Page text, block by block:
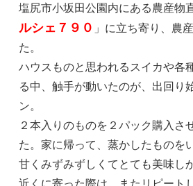
塩尻市小坂田公園内にある農産物
ルシェ７９０ 」に立ち寄り、農
た。
ハウスものと思われるスイカや各
る中、触手が動いたのが、出回り
ン。
２本入りのものを２パック購入さ
た。家に帰って、蒸かしたものを
甘くみずみずしくてとても美味し
近くに寄った際は、またリピート